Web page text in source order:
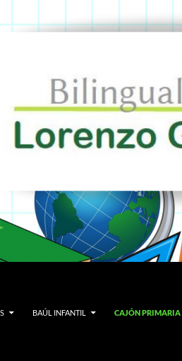
BAÚL INFANTIL CAJÓN PRIMARIA